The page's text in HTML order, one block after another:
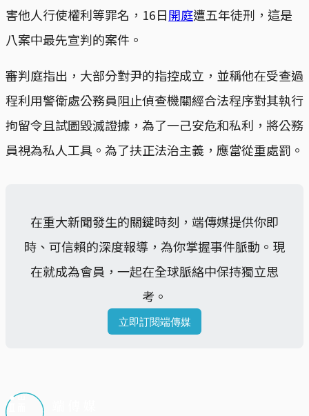
害他人行使權利等罪名，16日開庭遭五年徒刑，這是
八案中最先宣判的案件。
審判庭指出，大部分對尹的指控成立，並稱他在受查過
程利用警衛處公務員阻止偵查機關經合法程序對其執行
拘留令且試圖毀滅證據，為了一己安危和私利，將公務
員視為私人工具。為了扶正法治主義，應當從重處罰。
在重大新聞發生的關鍵時刻，端傳媒提供你即
時、可信賴的深度報導，為你掌握事件脈動。現
在就成為會員，一起在全球脈絡中保持獨立思
考。
立即訂閱端傳媒